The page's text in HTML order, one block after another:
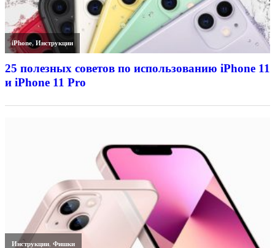
iPhone,Инструкции
25 полезных советов по использованию iPhone 11
и iPhone 11 Pro
Инструкции,Фишки